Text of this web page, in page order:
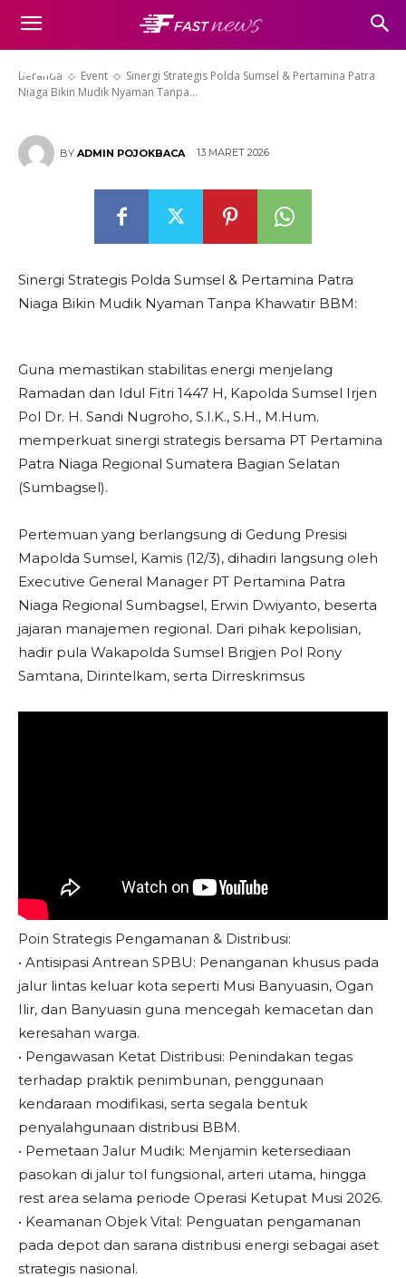
Beranda Event
Sinergi Strategis Polda Sumsel & Pertamina Patra
Niaga Bikin Mudik Nyaman Tanpa...
& Pertamina Patra Niaga Bikin
Mudik Nyaman Tanpa Khawatir
BBM:
BY ADMIN POJOKBACA 13 MARET 2026
Sinergi Strategis Polda Sumsel & Pertamina Patra
Niaga Bikin Mudik Nyaman Tanpa Khawatir BBM:
Guna memastikan stabilitas energi menjelang
Ramadan dan Idul Fitri 1447 H, Kapolda Sumsel Irjen
Pol Dr. H. Sandi Nugroho, S.I.K., S.H., M.Hum.
memperkuat sinergi strategis bersama PT Pertamina
Patra Niaga Regional Sumatera Bagian Selatan
(Sumbagsel).
Pertemuan yang berlangsung di Gedung Presisi
Mapolda Sumsel, Kamis (12/3), dihadiri langsung oleh
Executive General Manager PT Pertamina Patra
Niaga Regional Sumbagsel, Erwin Dwiyanto, beserta
jajaran manajemen regional. Dari pihak kepolisian,
hadir pula Wakapolda Sumsel Brigjen Pol Rony
Samtana, Dirintelkam, serta Dirreskrimsus
Poin Strategis Pengamanan & Distribusi:
• Antisipasi Antrean SPBU: Penanganan khusus pada
jalur lintas keluar kota seperti Musi Banyuasin, Ogan
Ilir, dan Banyuasin guna mencegah kemacetan dan
keresahan warga.
• Pengawasan Ketat Distribusi: Penindakan tegas
terhadap praktik penimbunan, penggunaan
kendaraan modifikasi, serta segala bentuk
penyalahgunaan distribusi BBM.
• Pemetaan Jalur Mudik: Menjamin ketersediaan
pasokan di jalur tol fungsional, arteri utama, hingga
rest area selama periode Operasi Ketupat Musi 2026.
• Keamanan Objek Vital: Penguatan pengamanan
pada depot dan sarana distribusi energi sebagai aset
strategis nasional.